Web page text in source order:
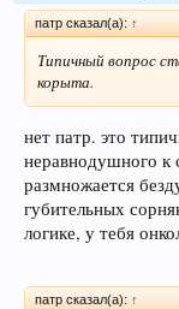
патр сказал(а): ↑
Типичный вопрос
корыта.
нет патр. это
неравнодушного к
размножается
губительных
логике, у тебя
патр сказал(а): ↑